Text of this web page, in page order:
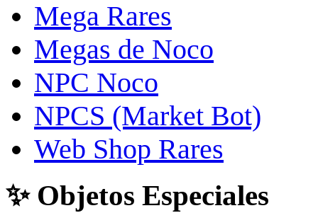
Mega Rares
Megas de Noco
NPC Noco
NPCS (Market Bot)
Web Shop Rares
✨ Objetos Especiales